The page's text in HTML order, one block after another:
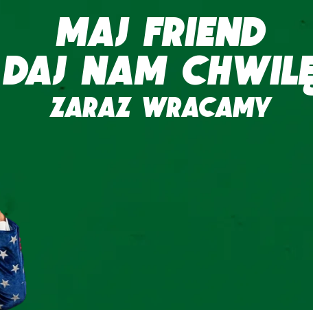
MAJ FRIEND
DAJ NAM
ZARAZ WRACAMY